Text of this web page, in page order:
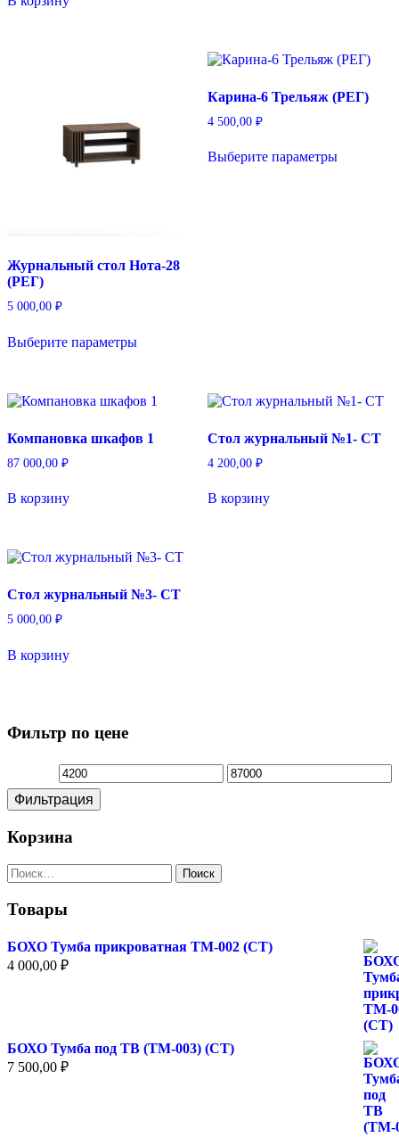
выбрать
странице
Журнальный стол Нота-28
(РЕГ)
5 000,00 ₽
Выберите параметрытовар
Опции
выбрать
Карина-6 Трельяж (РЕГ)
4 500,00 ₽
Выберите параметрытовар
Компановка шкафов 1
87 000,00 ₽
В корзину
Стол журнальный №1- СТ
4 200,00 ₽
В корзину
Стол журнальный №3- СТ
5 000,00 ₽
В корзину
Фильтр по цене
Минимальная
цена
Максимальная
Фильтрация
Корзина
Найти:
Товары
БОХО Тумба прикроватная ТМ-002 (СТ)
4 000,00 ₽
БОХО Тумба под ТВ (ТМ-003) (СТ)
7 500,00 ₽